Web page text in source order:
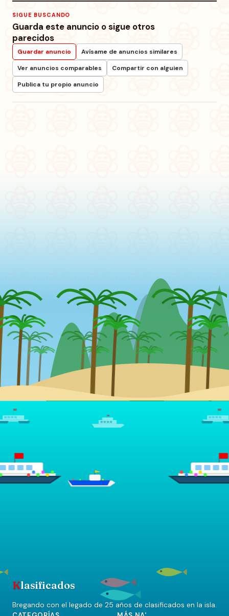
SIGUE BUSCANDO
Guarda este anuncio o sigue otros
parecidos
Guardar anuncio
Avísame de anuncios similares
Ver anuncios comparables
Compartir con alguien
Publica tu propio anuncio
Klasificados
Bregando con el legado de 25 años de clasificados en la isla.